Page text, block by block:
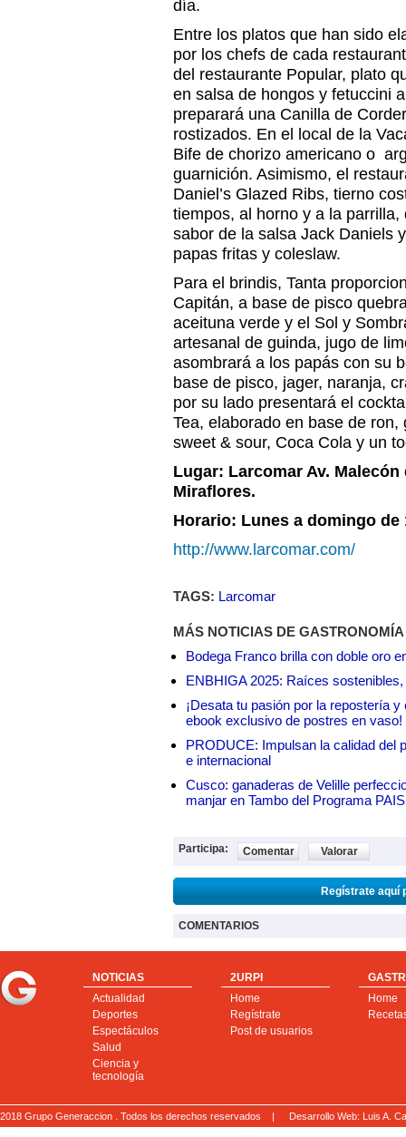
día.
Entre los platos que han sido
por los chefs de cada
del restaurante Popular, plato
en salsa de hongos y fetuccini
preparará una Canilla de
rostizados. En el local de la
Bife de chorizo americano o
guarnición. Asimismo, el
Daniel’s Glazed Ribs, tierno
tiempos, al horno y a la
sabor de la salsa Jack Daniels
papas fritas y coleslaw.
Para el brindis, Tanta
Capitán, a base de pisco
aceituna verde y el Sol y
artesanal de guinda, jugo de
asombrará a los papás con su
base de pisco, jager, naranja,
por su lado presentará el
Tea, elaborado en base de
sweet & sour, Coca Cola
Lugar: Larcomar Av. Malecón
Miraflores.
Horario: Lunes a domingo de
http://www.larcomar.com/
TAGS: Larcomar
MÁS NOTICIAS DE GASTRONOMÍA
Bodega Franco brilla con doble oro
ENBHIGA 2025: Raíces
¡Desata tu pasión por la repostería
ebook exclusivo de postres en vaso!
PRODUCE: Impulsan la calidad del
e internacional
Cusco: ganaderas de Velille
manjar en Tambo del Programa PAIS
Participa: Comentar Valorar
Regístrate aquí
COMENTARIOS
NOTICIAS
Actualidad
Deportes
Espectáculos
Salud
Ciencia y
tecnología
2URPI
Home
Regístrate
Post de usuarios
Home
2018 Grupo Generaccion . Todos los derechos reservados | Desarrollo Web: Luis